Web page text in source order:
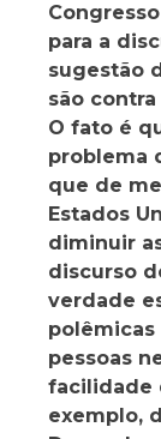
para a
sugestão
são contra
O fato é
problema
que de
Estados
diminuir
discurso
verdade
pessoas
facilidade
exemplo,